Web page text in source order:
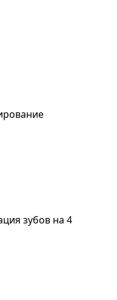
зубов на 4